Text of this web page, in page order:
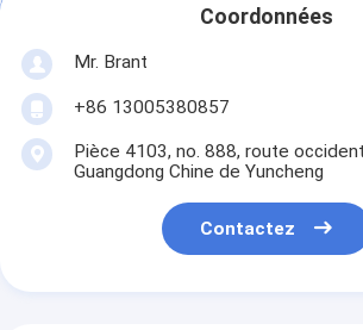
Coordonnées
Mr. Brant
+86 13005380857
Pièce 4103, no. 888, route
Guangdong Chine de Yuncheng
Contactez